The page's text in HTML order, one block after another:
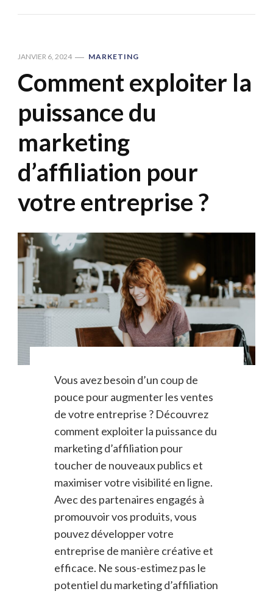
JANVIER 6, 2024 MARKETING
Comment exploiter la
puissance du
marketing
d’affiliation pour
votre entreprise ?
Vous avez besoin d’un coup de
pouce pour augmenter les ventes
de votre entreprise ? Découvrez
comment exploiter la puissance du
marketing d’affiliation pour
toucher de nouveaux publics et
maximiser votre visibilité en ligne.
Avec des partenaires engagés à
promouvoir vos produits, vous
pouvez développer votre
entreprise de manière créative et
efficace. Ne sous-estimez pas le
potentiel du marketing d’affiliation